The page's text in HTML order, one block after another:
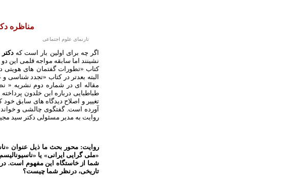
مناظره
تارنمای علوم اجتماعی
اگر چه برای اولین بار است که
نشینند اما سابقه مواجه قلمی این
کتاب «تطورات گفتمان های هویتی
البته بعدتر در کتاب «تجدد
مقاله ای در شماره دوم نشریه «
طباطبایی درباره ابن خلدون
تغییر و اصلاح دیدگاه های سابق
آورده است. گفتگوی چالشی و
روایت به مدیر مسئولی دکتر سید
روایت: محور بحث ما ذیل عنوان
«ملی گرایی ایرانی» یا
شما از خاستگاه این مفهوم است.
تاریخی، درنظر شما چیست؟